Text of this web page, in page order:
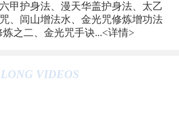
甲护身法、漫天华盖护身法、太乙
、闾山增法水、金光咒修炼增功法
炼之二、金光咒手诀...<详情>
VIDEOS